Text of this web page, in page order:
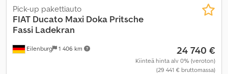
Eilenburg 1 406 km
Pick-up pakettiauto
FIAT Ducato Maxi Doka Pritsche
Fassi Ladekran
24 740 €
Kiinteä hinta alv 0% (veroton)
(29 441 € bruttomassa)